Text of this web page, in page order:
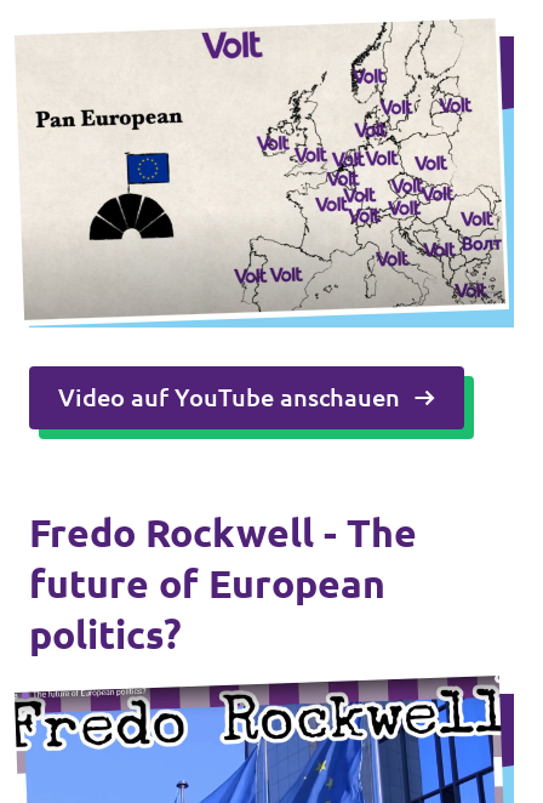
Video auf YouTube anschauen
Fredo Rockwell - The
future of European
politics?